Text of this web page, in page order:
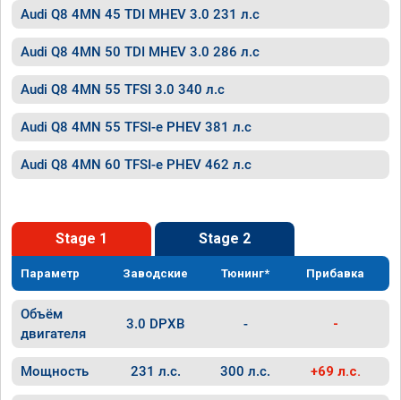
Audi Q8 4MN 45 TDI MHEV 3.0 231 л.с
Audi Q8 4MN 50 TDI MHEV 3.0 286 л.с
Audi Q8 4MN 55 TFSI 3.0 340 л.с
Audi Q8 4MN 55 TFSI-e PHEV 381 л.с
Audi Q8 4MN 60 TFSI-e PHEV 462 л.с
Stage 1 Stage 2
Параметр Заводские Тюнинг* Прибавка
Объём
двигателя
3.0 DPXB - -
Мощность 231 л.с. 300 л.с. +69 л.с.